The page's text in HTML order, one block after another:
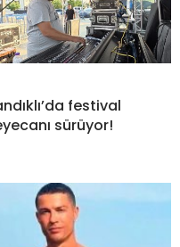
festival
sürüyor!